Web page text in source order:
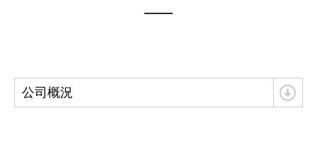
公司概況